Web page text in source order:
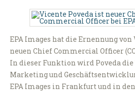
EPA Images hat die Ernennung von
neuen Chief Commercial Officer
In dieser Funktion wird Poveda
Marketing und
EPA Images in Frankfurt und in